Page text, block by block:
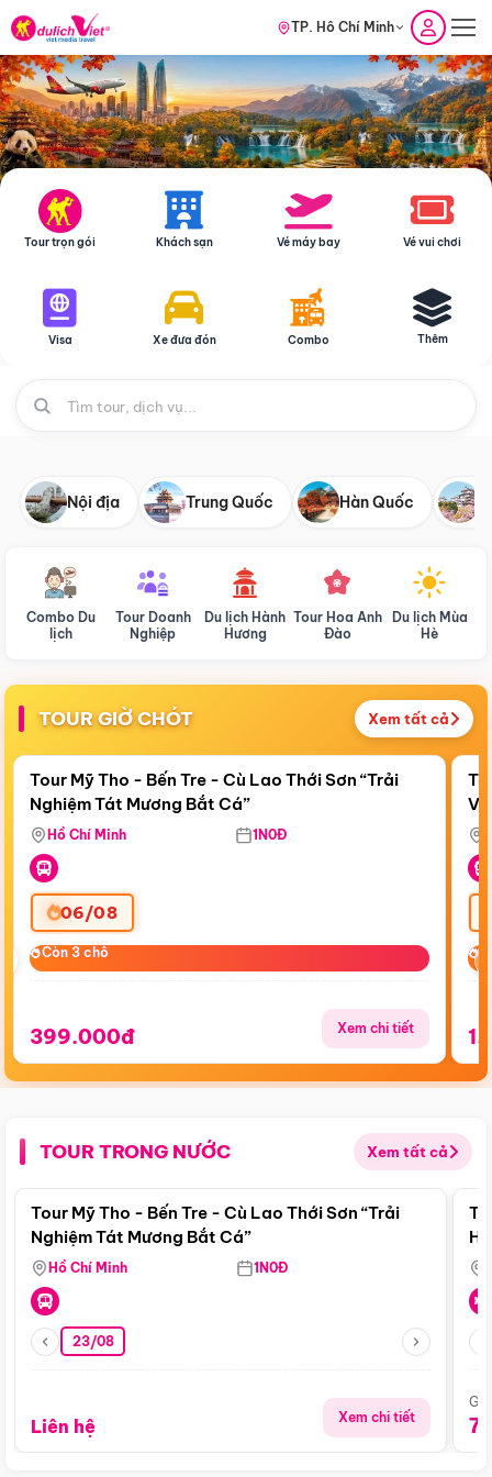
TP. Hồ Chí Minh
Tour trọn gói Khách sạn Vé máy bay Vé vui chơi
Visa Xe đưa đón Combo Thêm
Nội địa Trung Quốc Hàn Quốc
Combo Du
lịch
Tour Doanh
Nghiệp
Du lịch Hành
Hương
Tour Hoa Anh
Đào
Du lịch Mùa
Hè
TOUR GIỜ CHÓT Xem tất cả
Còn23:49:45
Điểm nổi bật
Tour Mỹ Tho - Bến Tre - Cù Lao Thới Sơn “Trải
Nghiệm Tát Mương Bắt Cá”
Hồ Chí Minh 1N0Đ
06/08
Còn 3 chỗ
Còn 3 chỗ
399.000đ Xem chi tiết
TOUR TRONG NƯỚC Xem tất cả
Điểm nổi bật
Tour Mỹ Tho - Bến Tre - Cù Lao Thới Sơn “Trải
Nghiệm Tát Mương Bắt Cá”
Hồ Chí Minh 1N0Đ
23/08
Liên hệ Xem chi tiết